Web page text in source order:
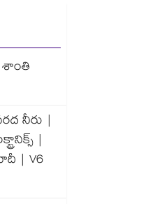
శాంతి
నీరు |
|
| V6